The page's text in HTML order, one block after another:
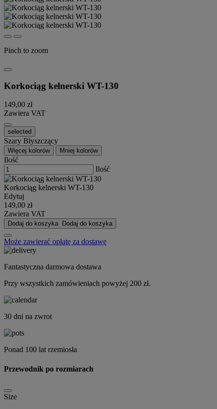
Pinch to zoom
Korkociąg kelnerski WT-130
149,00 zł
Zawiera VAT
selected
Szary Błyszczący
Więcej kolorów Mniej kolorów
Ilość
Ilość
Korkociąg kelnerski WT-130
Edytuj
149,00 zł
Zawiera VAT
Dodaj do koszyka Dodaj do koszyka
Może zawierać opłatę za dostawę
Fantastyczna darmowa dostawa
Przy wszystkich zamówieniach powyżej 200 zł.
30 dni na zwrot
Ponad 100 lat rzemiosła
Przewodnik po rozmiarach
Size